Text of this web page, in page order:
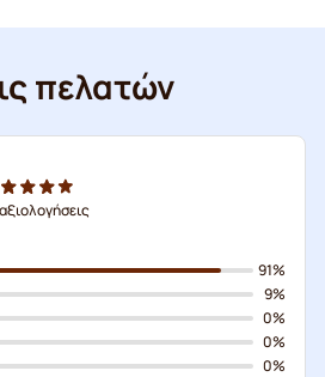
πελατών
αξιολογήσεις
91%
9%
0%
0%
0%